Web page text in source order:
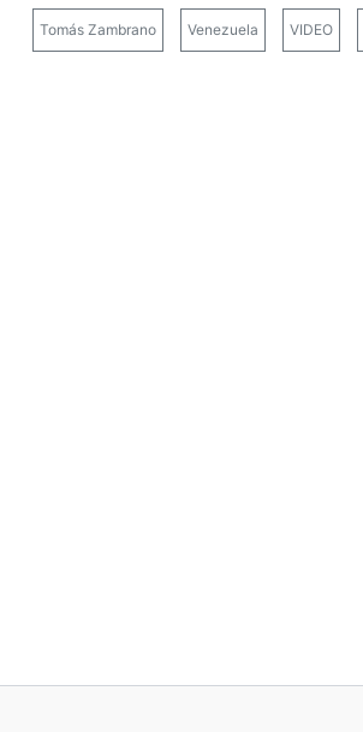
Tomás Zambrano Venezuela VIDEO